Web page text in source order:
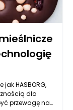
HASBORG,
dla
przewagę na